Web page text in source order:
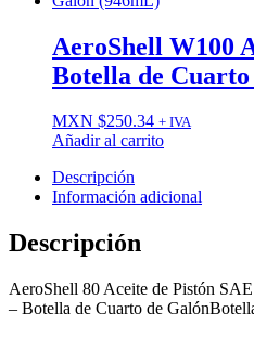
AeroShell W100
Botella de
MXN $250.34 + IVA
Añadir al carrito
Descripción
Información adicional
Descripción
AeroShell 80 Aceite de Pistón
– Botella de Cuarto de